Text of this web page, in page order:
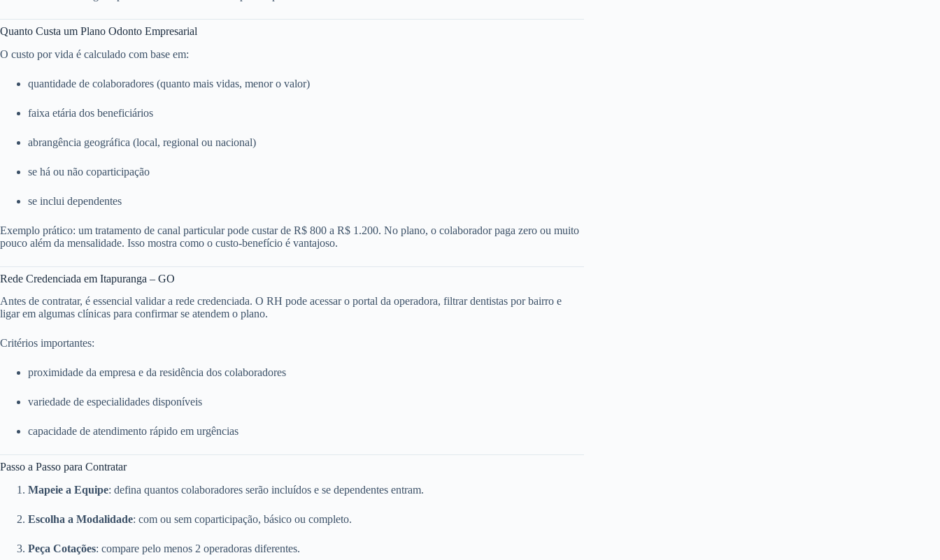
Quanto Custa um Plano Odonto Empresarial
O custo por vida é calculado com base em:
quantidade de colaboradores (quanto mais vidas, menor o valor)
faixa etária dos beneficiários
abrangência geográfica (local, regional ou nacional)
se há ou não coparticipação
se inclui dependentes
Exemplo prático: um tratamento de canal particular pode custar de R$ 800 a R$ 1.200. No plano, o colaborador paga zero ou muito
pouco além da mensalidade. Isso mostra como o custo-benefício é vantajoso.
Rede Credenciada em Itapuranga – GO
Antes de contratar, é essencial validar a rede credenciada. O RH pode acessar o portal da operadora, filtrar dentistas por bairro e
ligar em algumas clínicas para confirmar se atendem o plano.
Critérios importantes:
proximidade da empresa e da residência dos colaboradores
variedade de especialidades disponíveis
capacidade de atendimento rápido em urgências
Passo a Passo para Contratar
Mapeie a Equipe: defina quantos colaboradores serão incluídos e se dependentes entram.
Escolha a Modalidade: com ou sem coparticipação, básico ou completo.
Peça Cotações: compare pelo menos 2 operadoras diferentes.